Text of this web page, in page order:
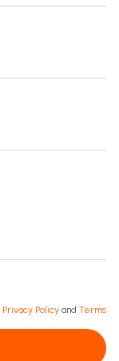
Privacy Policy and Terms